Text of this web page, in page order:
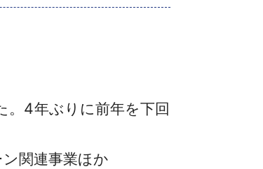
。4年ぶりに前年を下回
関連事業ほか